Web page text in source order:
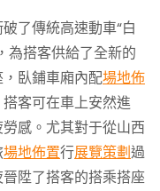
了傳統高速動車“白
為搭客供給了全新的
臥鋪車廂內配場地佈
客可在車上安然進
勞感。尤其對于從山西
場地佈置行展覽策劃過
陞了搭客的搭乘搭座